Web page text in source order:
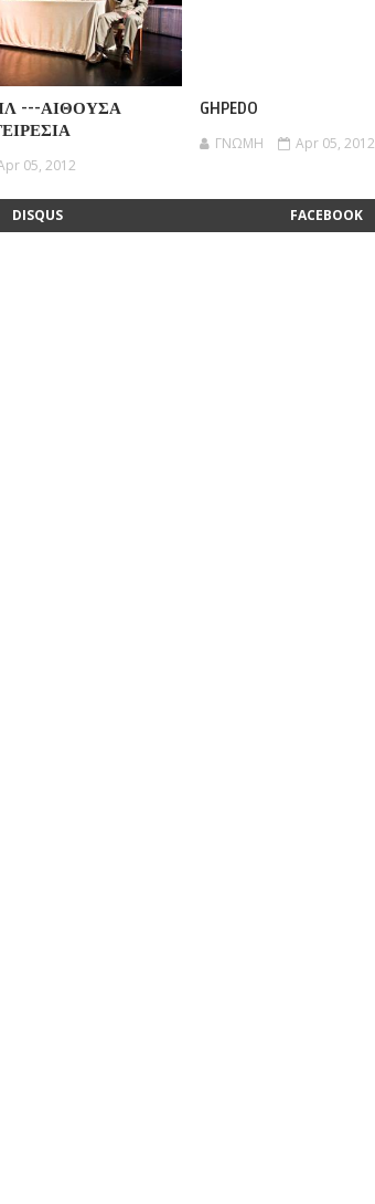
---ΑΙΘΟΥΣΑ
05, 2012
GHPEDO
ΓΝΩΜΗ Apr 05, 2012
DISQUS FACEBOOK